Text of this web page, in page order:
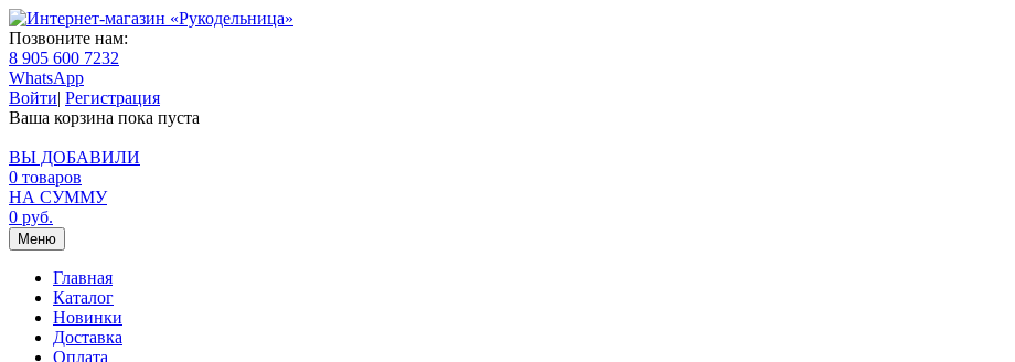
Позвоните нам:
8 905 600 7232
WhatsApp
Войти| Регистрация
Ваша корзина пока пуста
ВЫ ДОБАВИЛИ
0 товаров
НА СУММУ
0 руб.
Меню
Главная
Каталог
Новинки
Доставка
Оплата